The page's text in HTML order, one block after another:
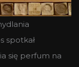
spotkał
się perfum na